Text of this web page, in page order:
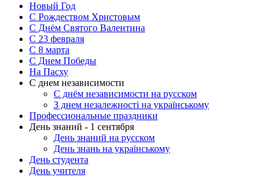
Новый Год
С Рождеством Христовым
С Днём Святого Валентина
С 23 февраля
C 8 марта
С Днем Победы
На Пасху
С днем независимости
С днём независимости на русском
З днем незалежності на українському
Профессиональные праздники
День знаний - 1 сентября
День знаний на русском
День знань на українському
День студента
День учителя